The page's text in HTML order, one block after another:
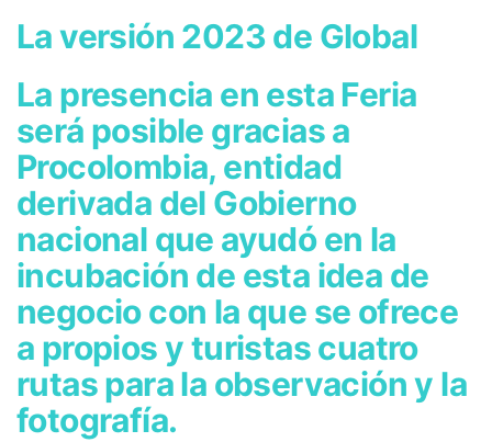
La versión 2023 de Global
La presencia en esta Feria
será posible gracias a
Procolombia, entidad
derivada del Gobierno
nacional que ayudó en la
incubación de esta idea de
negocio con la que se ofrece
a propios y turistas cuatro
rutas para la observación y la
fotografía.